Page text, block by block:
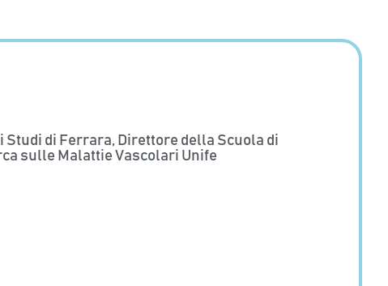
di Ferrara, Direttore della Scuola di
sulle Malattie Vascolari Unife